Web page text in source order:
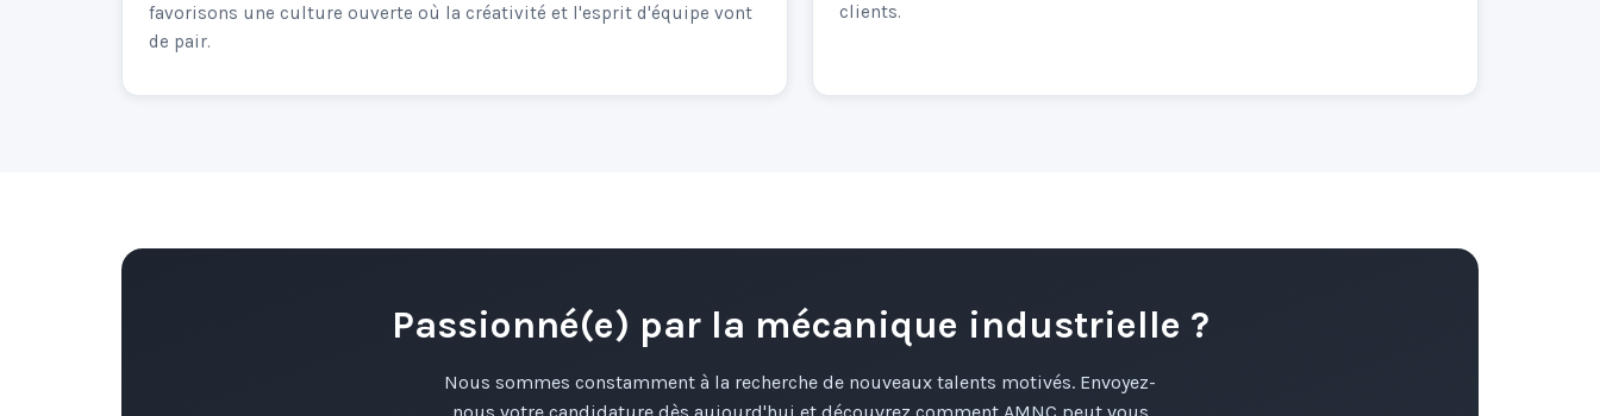
favorisons une culture ouverte où la créativité et l'esprit d'équipe vont
de pair.
clients.
Passionné(e) par la mécanique industrielle ?
Nous sommes constamment à la recherche de nouveaux talents motivés. Envoyez-